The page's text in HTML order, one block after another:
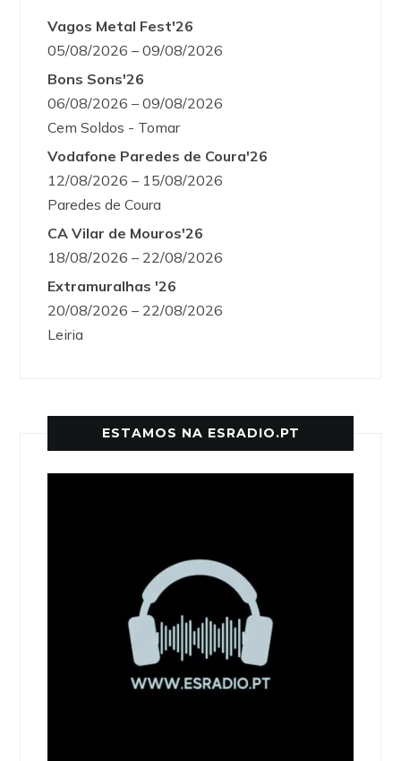
Vagos Metal Fest'26
05/08/2026 – 09/08/2026
Bons Sons'26
06/08/2026 – 09/08/2026
Cem Soldos - Tomar
Vodafone Paredes de Coura'26
12/08/2026 – 15/08/2026
Paredes de Coura
CA Vilar de Mouros'26
18/08/2026 – 22/08/2026
Extramuralhas '26
20/08/2026 – 22/08/2026
Leiria
ESTAMOS NA ESRADIO.PT